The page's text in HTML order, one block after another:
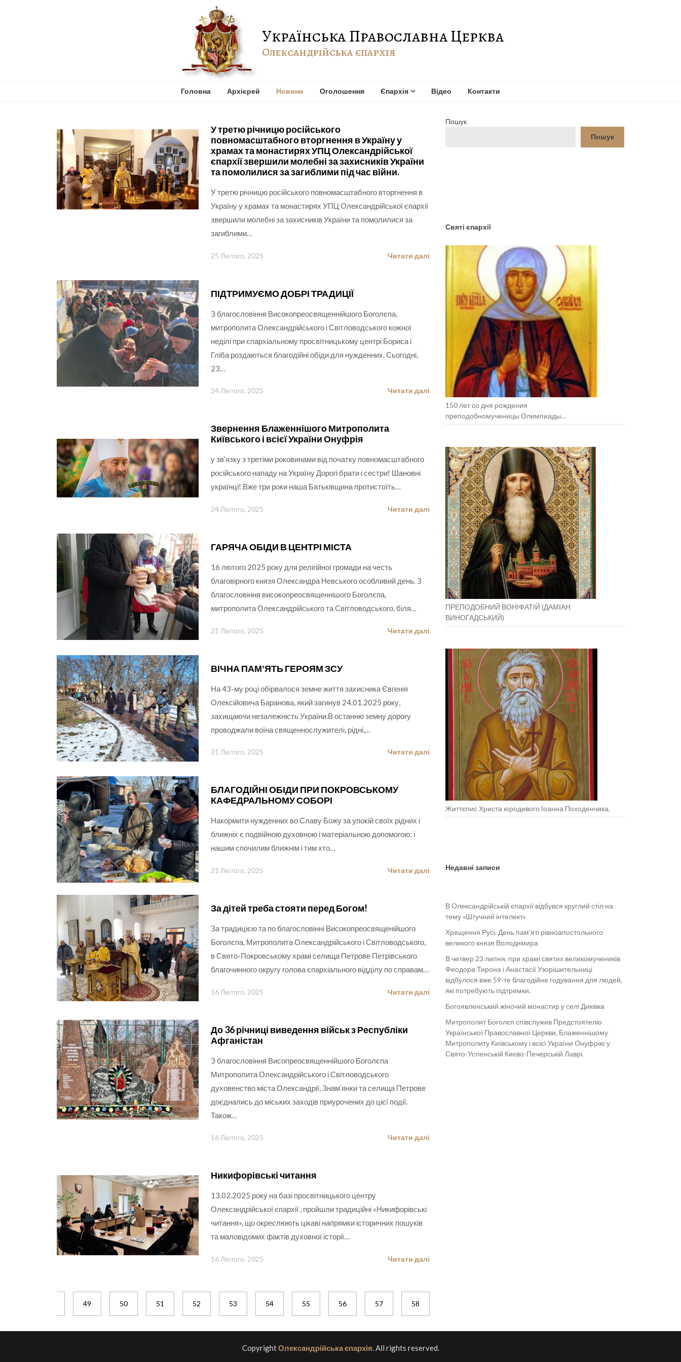
Українська Православна Церква
Олександрійська єпархія
Головна Архієрей Новини Оголошення Єпархія Відео Контакти
У третю річницю російського
повномасштабного вторгнення в Україну у
храмах та монастирях УПЦ Олександрійської
єпархії звершили молебні за захисників України
та помолилися за загиблими під час війни.
У третю річницю російського повномасштабного вторгнення в
Україну у храмах та монастирях УПЦ Олександрійської єпархії
звершили молебні за захисників України та помолилися за
загиблими…
25 Лютого, 2025 Читати далі
ПІДТРИМУЄМО ДОБРІ ТРАДИЦІЇ
З благословіння Високопреосвященнійшого Боголєпа,
митрополита Олександрійського і Світловодського кожної
неділі при єпархіальному просвітницькому центрі Бориса і
Гліба роздаються благодійні обіди для нужденних. Сьогодні,
23…
24 Лютого, 2025 Читати далі
Звернення Блаженнішого Митрополита
Київського і всієї України Онуфрія
у зв’язку з третіми роковинами від початку повномасштабного
російського нападу на Україну Дорогі брати і сестри! Шановні
українці! Вже три роки наша Батьківщина протистоїть…
24 Лютого, 2025 Читати далі
ГАРЯЧА ОБІДИ В ЦЕНТРІ МІСТА
16 лютого 2025 року для релігійної громади на честь
благовірного князя Олександра Невського особливий день. З
благословіння високопреосвященнішого Боголєпа,
митрополита Олександрійського та Світловодського, біля…
21 Лютого, 2025 Читати далі
ВІЧНА ПАМʼЯТЬ ГЕРОЯМ ЗСУ
На 43-му році обірвалося земне життя захисника Євгенія
Олексійовича Баранова, який загинув 24.01.2025 року,
захищаючи незалежність України.В останню земну дорогу
проводжали воїна священнослужителі, рідні,…
21 Лютого, 2025 Читати далі
БЛАГОДІЙНІ ОБІДИ ПРИ ПОКРОВСЬКОМУ
КАФЕДРАЛЬНОМУ СОБОРІ
Накормити нужденних во Славу Божу за упокій своїх рідних і
ближніх є подвійною духовною і матеріальною допомогою: і
нашим спочилим ближнім і тим хто…
21 Лютого, 2025 Читати далі
За дітей треба стояти перед Богом!
За традицією та по благословінні Високопреосвященійшого
Боголєпа, Митрополита Олександрійського і Світловодського,
в Свято-Покровському храмі селища Петрове Петрівського
благочинного округу голова єпархіального відділу по справам…
16 Лютого, 2025 Читати далі
До 36 річниці виведення військ з Республіки
Афганістан
З благословіння Висопреосвященнійшого Боголєпа
Митрополита Олександрійського і Світловодського
духовенство міста Олександрії, Знамʼянки та селища Петрове
доєднались до міських заходів приурочених до цієї події.
Також…
16 Лютого, 2025 Читати далі
Никифорівські читання
13.02.2025 року на базі просвітницького центру
Олександрійської єпархії , пройшли традиційні «Никифорівські
читання», що окреслюють цікаві напрямки історичних пошуків
та маловідомих фактів духовної історії…
16 Лютого, 2025 Читати далі
49 50 51 52 53 54 55 56 57 58
Пошук
Пошук
Святі єпархії
150 лет со дня рождения
преподобномученицы Олимпиады
Козельщанской (+1938).
ПРЕПОДОБНИЙ ВОНІФАТІЙ (ДАМІАН
ВИНОГАДСЬКИЙ)
Життєпис Христа юродивого Іоанна Походенчика.
Недавні записи
В Олександрійській єпархії відбувся круглий стіл на
тему «Штучний інтелект»
Хрещення Русі. День пам’яті рівноапостольного
великого князя Володимира
В четвер 23 липня, при храмі святих великомучеників
Феодора Тирона і Анастасії Узорішительниці
відбулося вже 59-те благодійне годування для людей,
які потребують підтримки.
Богоявленський жіночий монастир у селі Диківка
Митрополит Боголєп співслужив Предстоятелю
Української Православної Церкви, Блаженнішому
Митрополиту Київському і всієї України Онуфрію у
Свято-Успенській Києво-Печерській Лаврі.
CopyrightОлександрійська єпархія. All rights reserved.